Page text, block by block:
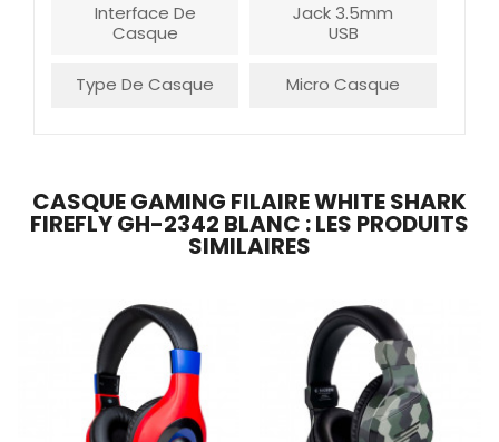
Interface De
Casque
Jack 3.5mm
USB
Type De Casque Micro Casque
CASQUE GAMING FILAIRE WHITE SHARK
FIREFLY GH-2342 BLANC : LES PRODUITS
SIMILAIRES